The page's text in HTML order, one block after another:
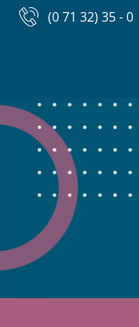
(0 71 32) 35 - 0